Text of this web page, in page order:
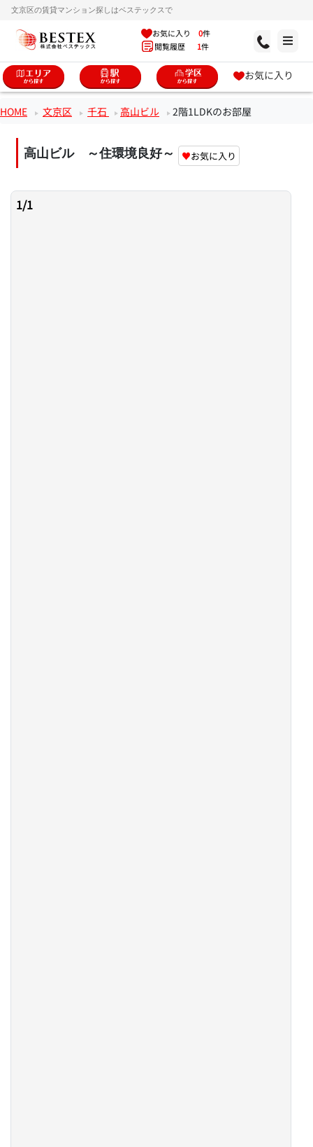
文京区の賃貸マンション探しはベステックスで
お気に入り 0件
閲覧履歴 1件
お気に入り
HOME 文京区 千石 高山ビル 2階1LDKのお部屋
高山ビル ～住環境良好～ ♥お気に入り
1/1